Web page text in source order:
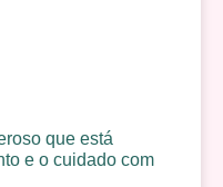
que está
e o cuidado com